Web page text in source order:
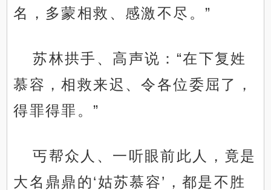
名，多蒙相救、感激不尽。”
苏林拱手、高声说：“在下复姓
慕容，相救来迟、令各位委屈了，
得罪得罪。”
丐帮众人、一听眼前此人，竟是
大名鼎鼎的‘姑苏慕容’，都是不胜